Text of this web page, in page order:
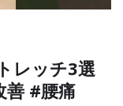
レッチ3選
善 #腰痛